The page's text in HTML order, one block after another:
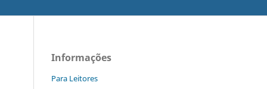
Informações
Para Leitores